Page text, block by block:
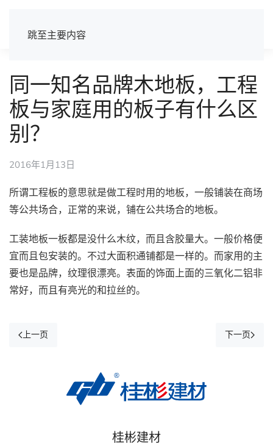
跳至主要内容
同一知名品牌木地板，工程
板与家庭用的板子有什么区
别？
2016年1月13日
所谓工程板的意思就是做工程时用的地板，一般铺装在商场
等公共场合，正常的来说，铺在公共场合的地板。
工装地板一板都是没什么木纹，而且含胶量大。一般价格便
宜而且包安装的。不过大面积通铺都是一样的。而家用的主
要也是品牌，纹理很漂亮。表面的饰面上面的三氧化二铝非
常好，而且有亮光的和拉丝的。
上一页 下一页
桂彬建材